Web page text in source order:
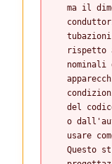
ma il
rispetto
del
o
usare
Questo